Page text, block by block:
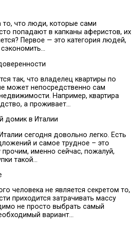
то, что люди, которые сами
попадают в капканы аферистов, их
Первое — это категория людей,
так, что владелец квартиры по
может непосредственно сам
Например, квартира
а проживает…
домик в Италии
сегодня довольно легко. Есть
и самое трудное – это
именно сейчас, пожалуй,
такой…
человека не является секретом то,
приходится затрачивать массу
не просто выбрать самый
вариант…